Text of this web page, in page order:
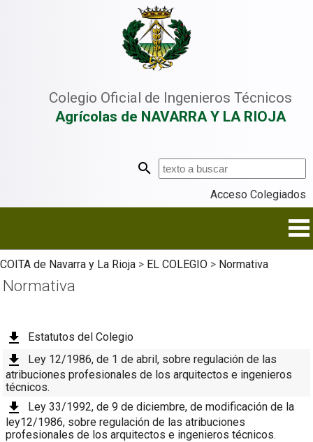
Colegio Oficial de Ingenieros Técnicos
Agrícolas de NAVARRA Y LA RIOJA
Acceso Colegiados
COITA de Navarra y La Rioja > EL COLEGIO > Normativa
Normativa
Estatutos del Colegio
Ley 12/1986, de 1 de abril, sobre regulación de las
atribuciones profesionales de los arquitectos e ingenieros
técnicos.
Ley 33/1992, de 9 de diciembre, de modificación de la
ley12/1986, sobre regulación de las atribuciones
profesionales de los arquitectos e ingenieros técnicos.